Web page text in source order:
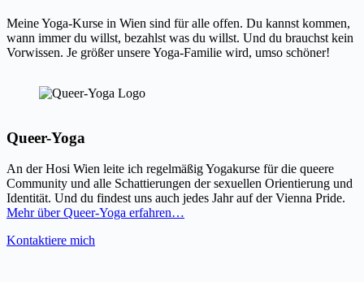
Meine Yoga-Kurse in Wien sind für alle offen. Du kannst kommen,
wann immer du willst, bezahlst was du willst. Und du brauchst kein
Vorwissen. Je größer unsere Yoga-Familie wird, umso schöner!
Queer-Yoga
An der Hosi Wien leite ich regelmäßig Yogakurse für die queere
Community und alle Schattierungen der sexuellen Orientierung und
Identität. Und du findest uns auch jedes Jahr auf der Vienna Pride.
Mehr über Queer-Yoga erfahren…
Kontaktiere mich